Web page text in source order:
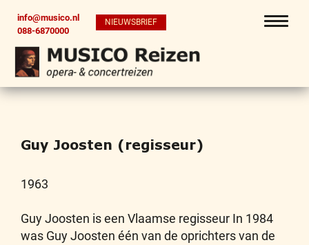
info@musico.nl
088-6870000
NIEUWSBRIEF
Guy Joosten (regisseur)
1963
Guy Joosten is een Vlaamse regisseur In 1984
was Guy Joosten één van de oprichters van de